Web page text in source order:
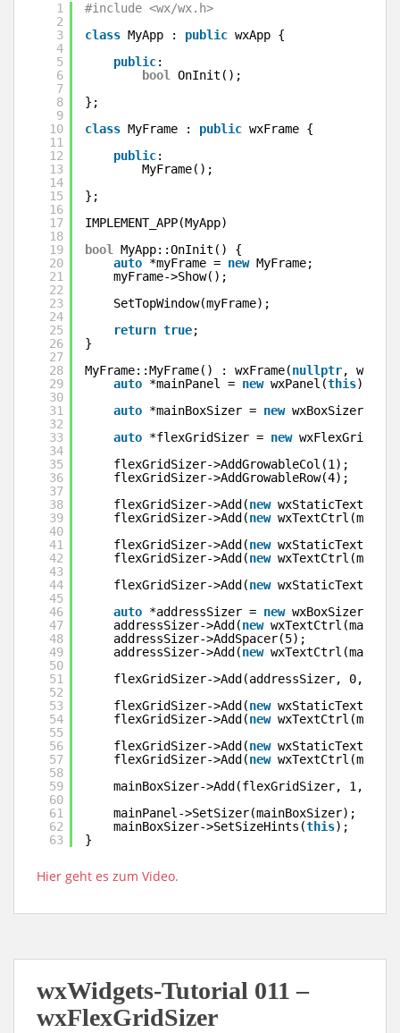
1
2
3
4
5
6
7
8
9
10
11
12
13
14
15
16
17
18
19
20
21
22
23
24
25
26
27
28
29
30
31
32
33
34
35
36
37
38
39
40
41
42
43
44
45
46
47
48
49
50
51
52
53
54
55
56
57
58
59
60
61
62
63
#include <wx/wx.h>
class MyApp : public wxApp {
public:
bool
OnInit();
};
class MyFrame : public wxFrame {
public:
MyFrame();
};
IMPLEMENT_APP(MyApp)
bool
MyApp::OnInit() {
auto *myFrame = new MyFrame;
myFrame->Show();
SetTopWindow(myFrame);
return true;
}
MyFrame::MyFrame() : wxFrame(nullptr,
auto *mainPanel = new wxPanel(this);
auto *mainBoxSizer = new
auto *flexGridSizer = new
flexGridSizer->AddGrowableCol(1);
flexGridSizer->AddGrowableRow(4);
flexGridSizer->Add(new
flexGridSizer->Add(new
flexGridSizer->Add(new
flexGridSizer->Add(new
flexGridSizer->Add(new
auto *addressSizer = new
addressSizer->Add(new
addressSizer->AddSpacer(5);
addressSizer->Add(new
flexGridSizer->Add(addressSizer, 0,
flexGridSizer->Add(new
flexGridSizer->Add(new
flexGridSizer->Add(new
flexGridSizer->Add(new
mainBoxSizer->Add(flexGridSizer, 1,
mainPanel->SetSizer(mainBoxSizer);
mainBoxSizer->SetSizeHints(this);
}
Hier geht es zum Video.
wxWidgets-Tutorial 011 –
wxFlexGridSizer